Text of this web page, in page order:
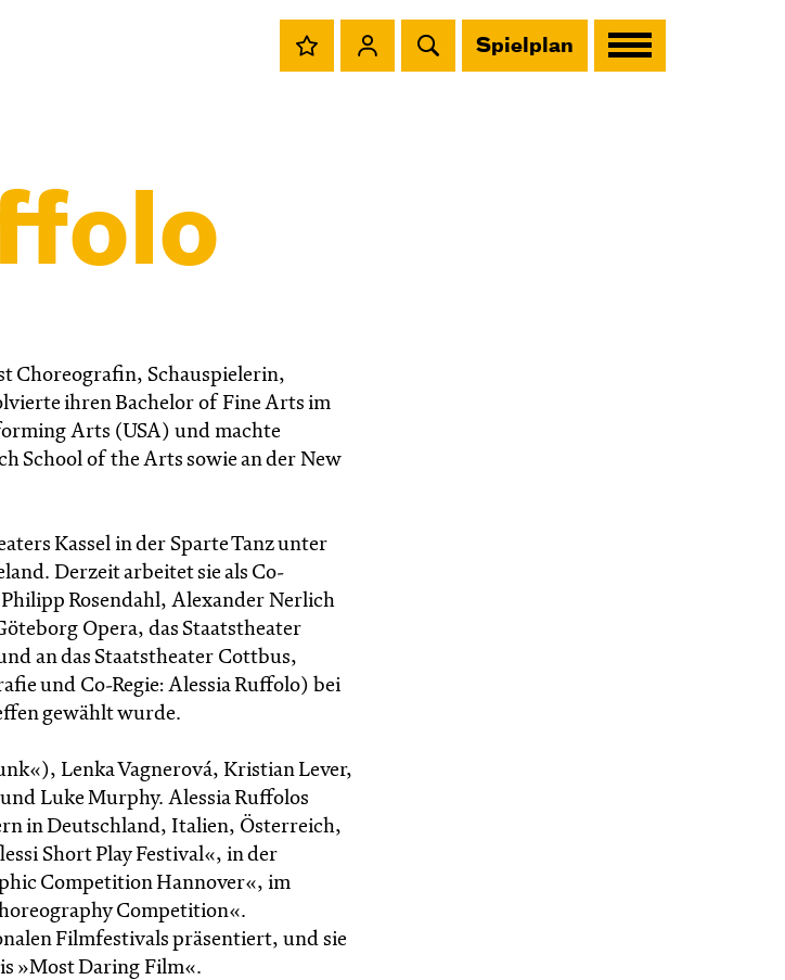
Spielplan
Choreografin, Schauspielerin,
ihren Bachelor of Fine Arts im
Arts (USA) und machte
School of the Arts sowie an der New
Kassel in der Sparte Tanz unter
Derzeit arbeitet sie als Co-
Rosendahl, Alexander Nerlich
Opera, das Staatstheater
an das Staatstheater Cottbus,
und Co-Regie: Alessia Ruffolo) bei
gewählt wurde.
Lenka Vagnerová, Kristian Lever,
Luke Murphy. Alessia Ruffolos
in Deutschland, Italien, Österreich,
Short Play Festival«, in der
Competition Hannover«, im
Competition«.
Filmfestivals präsentiert, und sie
»Most Daring Film«.